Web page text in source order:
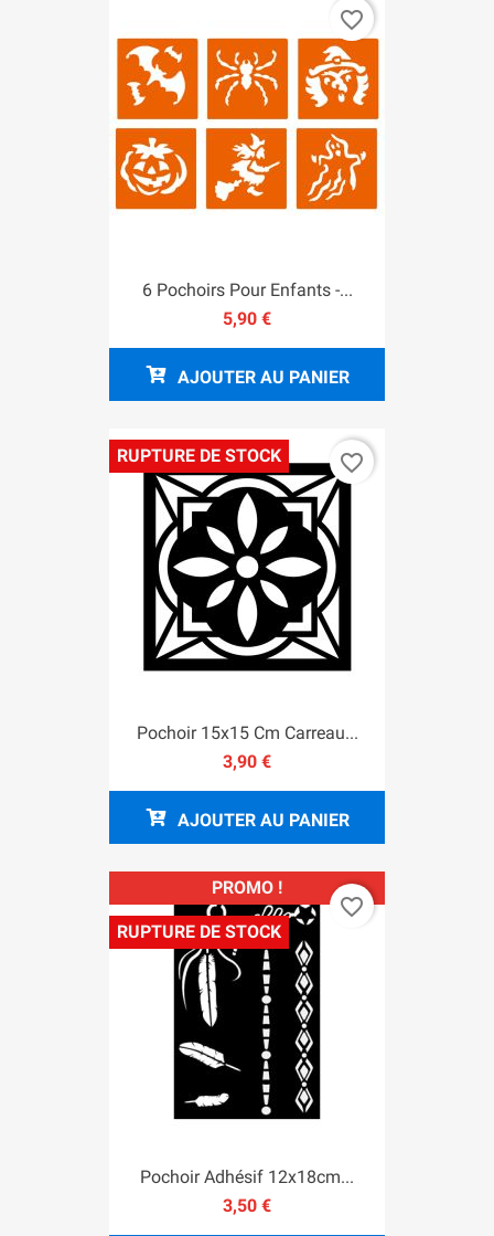
6 Pochoirs Pour Enfants -...
5,90 €
AJOUTER AU PANIER
favorite_border
Pochoir 15x15 Cm Carreau...
3,90 €
RUPTURE DE STOCK
AJOUTER AU PANIER
favorite_border
Pochoir Adhésif 12x18cm...
3,50 €
PROMO !
RUPTURE DE STOCK
favorite_border